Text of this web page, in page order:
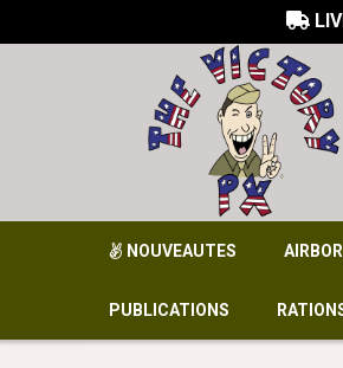

NOUVEAUTES
PUBLICATIONS